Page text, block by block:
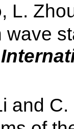
, L.
and